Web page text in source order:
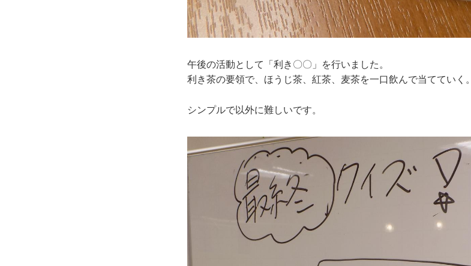
午後の活動として「利き〇〇」を行いました。
利き茶の要領で、ほうじ茶、紅茶、麦茶を一口飲んで当てていく。
シンプルで以外に難しいです。